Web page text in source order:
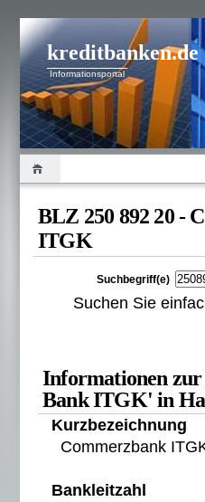
kreditbanken.de
Informationsportal
BLZ 250 892 20 -
ITGK
Suchbegriff(e)
Suchen Sie
Informationen
Bank ITGK' in
Kurzbezeichnung
Commerzbank
Bankleitzahl